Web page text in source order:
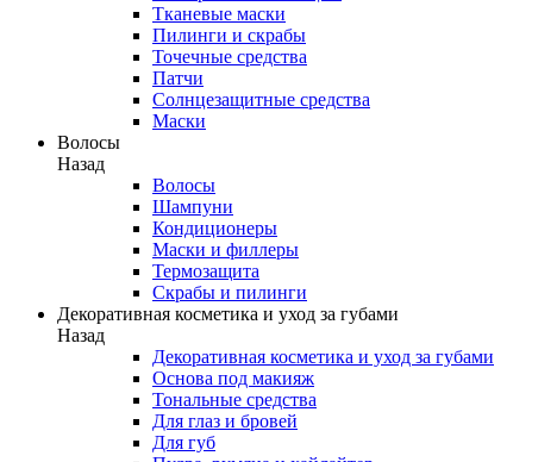
Тканевые маски
Пилинги и скрабы
Точечные средства
Патчи
Солнцезащитные средства
Маски
Волосы
Назад
Волосы
Шампуни
Кондиционеры
Маски и филлеры
Термозащита
Скрабы и пилинги
Декоративная косметика и уход за губами
Назад
Декоративная косметика и уход за губами
Основа под макияж
Тональные средства
Для глаз и бровей
Для губ